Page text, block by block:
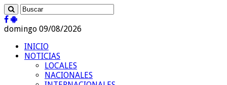
domingo 09/08/2026
INICIO
NOTICIAS
LOCALES
NACIONALES